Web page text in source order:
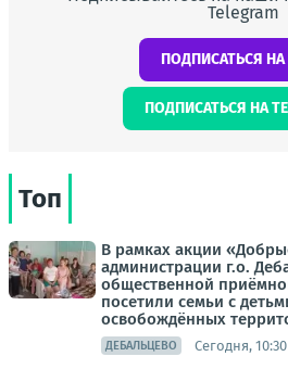
Telegram
ПОДПИСАТЬСЯ
ПОДПИСАТЬСЯ НА
Топ
В рамках акции
администрации г.о.
общественной
посетили семьи с
освобождённых
ДЕБАЛЬЦЕВО Сегодня, 10:30